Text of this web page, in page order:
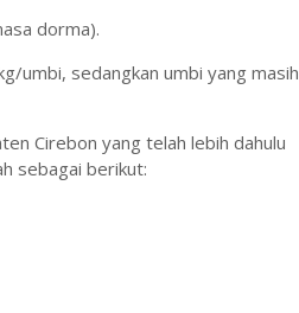
dorma).
umbi, sedangkan umbi yang masih
Cirebon yang telah lebih dahulu
sebagai berikut: